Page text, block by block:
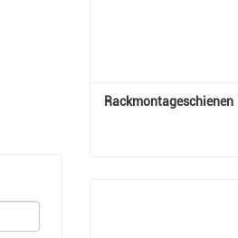
Rackmontageschienen